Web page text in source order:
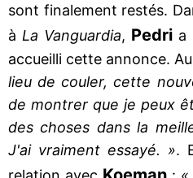
sont finalement restés.
à La Vanguardia, Pedri a
accueilli cette annonce.
lieu de couler, cette
de montrer que je peux
des choses dans la
J'ai vraiment essayé. ».